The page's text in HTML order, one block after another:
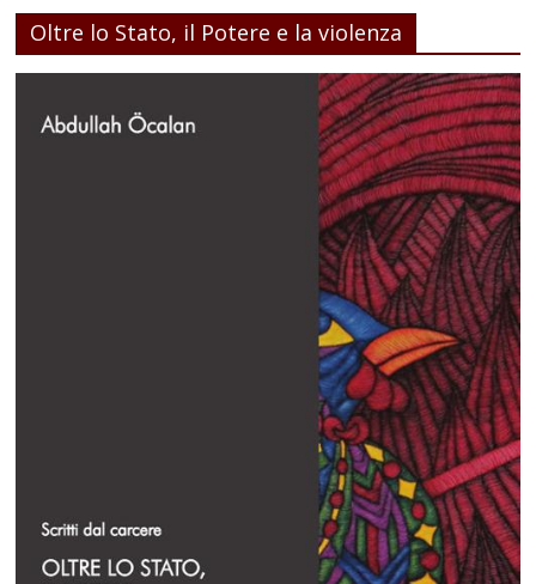
Oltre lo Stato, il Potere e la violenza